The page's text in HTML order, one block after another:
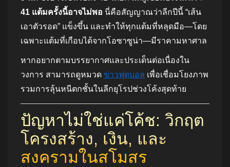
41 แต้มครั้งนี้อาจไม่พอ นี่คือสัญญาณว่าลีกปีนี้ “เส้น
เอาตัวรอด” แข็งขึ้น และทำให้ทุกแต้มที่หลุดมือ—โดย
เฉพาะแต้มที่เกือบได้จากโอซาซูน่า—มีราคามหาศาล
หากอยากตามบรรยากาศและประเด็นต่อเนื่องใน
วงการ สามารถดูหมวด ข่าวฟุตบอล เพื่อเชื่อมโยงภาพ
รวมการลุ้นหนีตกชั้นในลีกยุโรปช่วงโค้งสุดท้าย
ปัญหาไม่ใช่แค่โค้ช: วิกฤต
โครงสร้าง, เงิน, และ
สงครามในสโมสร